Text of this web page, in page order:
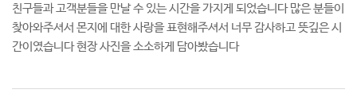
친구들과 고객분들을 만날 수 있는 시간을 가지게 되었습니다 많은 분들이
찾아와주셔서 몬지에 대한 사랑을 표현해주셔서 너무 감사하고 뜻깊은 시
간이였습니다 현장 사진을 소소하게 담아봤습니다